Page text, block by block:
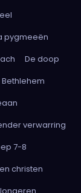
pygmeeën
De doop
verwarring
7-8
christen